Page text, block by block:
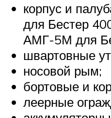
корпус и
для Бестер
АМГ-5М для
швартовные
носовой рым;
бортовые и
леерные